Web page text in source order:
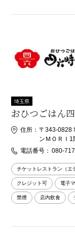
埼玉県
おひつごはん
住所： 〒343-0828
ンＭＯＲＩ1
電話番号： 080-
チケットレストラン（エ
クレジット可 電子
禁煙 店内飲食